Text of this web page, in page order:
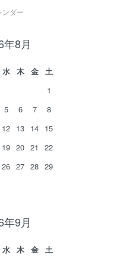
ンダー
8月
水 木 金
土
1
5 6 7
8
12 13 14 15
19 20 21
22
26 27 28 29
9月
水 木 金
土